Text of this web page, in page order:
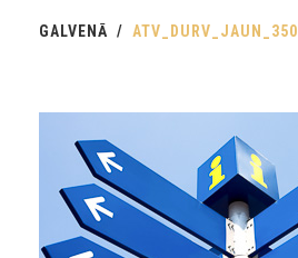
GALVENĀ ATV_DURV_JAUN_350